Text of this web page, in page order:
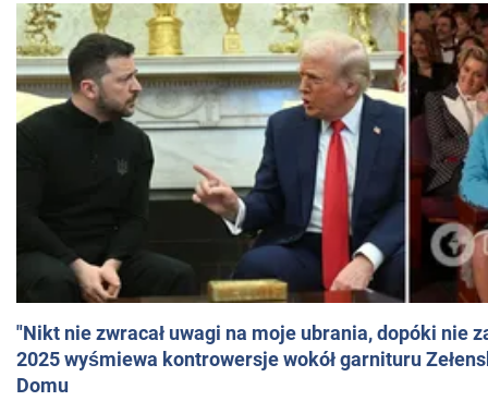
"Nikt nie zwracał uwagi na moje ubrania, dopóki nie
2025 wyśmiewa kontrowersje wokół garnituru
Domu